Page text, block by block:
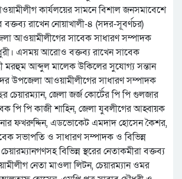
কার্যলয়ের সামনে বিশাল জনসমাবেশে
বক্তব্য রাখেন নোয়াখালী-৪ (সদর-সূবর্ণচর)
আওয়ামীলীগের সাবেক সাধারণ সম্পাদক
এসময় আরোও বক্তব্য রাখেন সাবেক
মরহুম আব্দুল মালেক উকিলের সুযোগ্য সন্তান
উপজেলা আওয়ামীলীগের সাধারণ সম্পাদক
চেয়ারম্যান, জেলা জর্জ কোর্টের পি পি গুলজার
পি পি কাজী শাহিন, জেলা যুবলীগের আহ্বায়ক
ফখরুদ্দিন, এডভোকেট এমদাদ হোসেন কৈশর,
সভাপতি ও সাধারণ সম্পাদক ও বিভিন্ন
বিভিন্ন স্থরের নেতাকমীরা বক্তব্য
নেতা মাওলা লিটন, চেয়ারম্যান ওমর